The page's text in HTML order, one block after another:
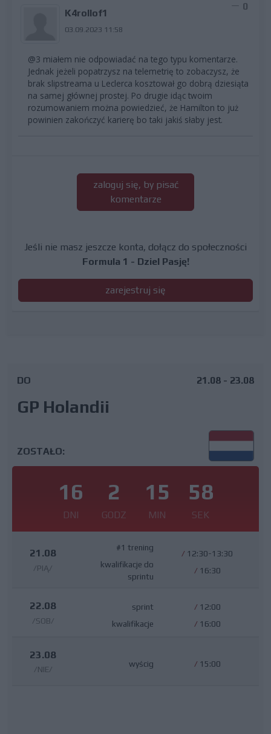
K4rollof1
03.09.2023 11:58
0
@3 miałem nie odpowiadać na tego typu komentarze.
Jednak jeżeli popatrzysz na telemetrię to zobaczysz, że
brak slipstreama u Leclerca kosztował go dobrą dziesiąta
na samej głównej prostej. Po drugie idąc twoim
rozumowaniem można powiedzieć, że Hamilton to już
powinien zakończyć karierę bo taki jakiś słaby jest.
zaloguj się, by pisać
komentarze
Jeśli nie masz jeszcze konta, dołącz do społeczności
Formula 1 - Dziel Pasję!
zarejestruj się
DO
GP Holandii
21.08 - 23.08
ZOSTAŁO:
16
DNI
2
GODZ
15
MIN
57
SEK
21.08
/PIĄ/
#1 trening
kwalifikacje do
sprintu
/ 12:30-13:30
/ 16:30
22.08
/SOB/
sprint
kwalifikacje
/ 12:00
/ 16:00
23.08
/NIE/
wyścig / 15:00